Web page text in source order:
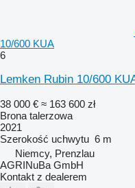
10/600 KUA
6
Lemken Rubin 10/600
38 000 € ≈ 163 600 zł
Brona talerzowa
2021
Szerokość uchwytu 6 m
Niemcy, Prenzlau
AGRINuBa GmbH
Kontakt z dealerem